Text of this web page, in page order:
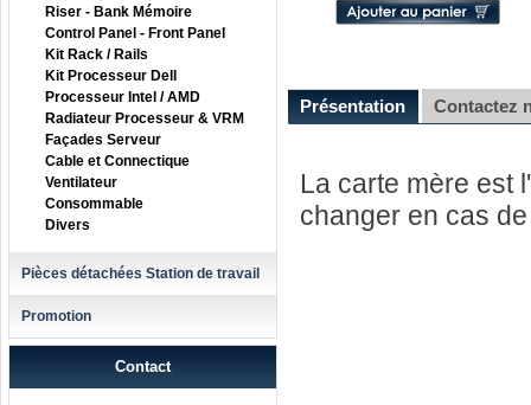
Riser - Bank Mémoire
Control Panel - Front Panel
Kit Rack / Rails
Kit Processeur Dell
Processeur Intel / AMD
Radiateur Processeur & VRM
Façades Serveur
Cable et Connectique
Ventilateur
Consommable
Divers
Pièces détachées Station de travail
Promotion
Contact
Présentation Contactez
La carte mère est
changer en cas